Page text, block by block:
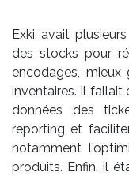
Exki avait
des stocks pour
encodages,
inventaires. Il
données des
reporting et
notamment
produits. Enfin, il